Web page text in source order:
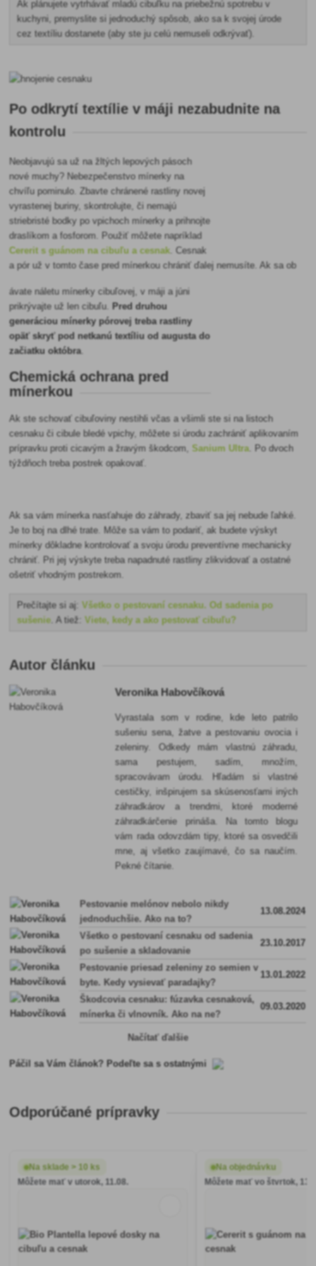
Ak plánujete vytrhávať mladú cibuľku na priebežnú spotrebu v
kuchyni, premyslite si jednoduchý spôsob, ako sa k svojej úrode
cez textíliu dostanete (aby ste ju celú nemuseli odkrývať).
Po odkrytí textílie v máji nezabudnite na
kontrolu
Neobjavujú sa už na žltých lepových pásoch
nové muchy? Nebezpečenstvo mínerky na
chvíľu pominulo. Zbavte chránené rastliny novej
vyrastenej buriny, skontrolujte, či nemajú
striebristé bodky po vpichoch mínerky a prihnojte
draslíkom a fosforom. Použiť môžete napríklad
Cererit s guánom na cibuľu a cesnak. Cesnak
a pór už v tomto čase pred mínerkou chrániť ďalej nemusíte. Ak sa ob
ávate náletu mínerky cibuľovej, v máji a júni
prikrývajte už len cibuľu. Pred druhou
generáciou mínerky pórovej treba rastliny
opäť skryť pod netkanú textíliu od augusta do
začiatku októbra.
Chemická ochrana pred
mínerkou
Ak ste schovať cibuľoviny nestihli včas a všimli ste si na listoch
cesnaku či cibule bledé vpichy, môžete si úrodu zachrániť aplikovaním
prípravku proti cicavým a žravým škodcom,Sanium Ultra. Po dvoch
týždňoch treba postrek opakovať.
Ak sa vám mínerka nasťahuje do záhrady, zbaviť sa jej nebude ľahké.
Je to boj na dlhé trate. Môže sa vám to podariť, ak budete výskyt
mínerky dôkladne kontrolovať a svoju úrodu preventívne mechanicky
chrániť. Pri jej výskyte treba napadnuté rastliny zlikvidovať a ostatné
ošetriť vhodným postrekom.
Prečítajte si aj:Všetko o pestovaní cesnaku. Od sadenia po
sušenie . A tiež:Viete, kedy a ako pestovať cibuľu?
Autor článku
Veronika Habovčíková
Vyrastala som v rodine, kde leto patrilo
sušeniu sena, žatve a pestovaniu ovocia i
zeleniny. Odkedy mám vlastnú záhradu,
sama pestujem, sadím, množím,
spracovávam úrodu. Hľadám si vlastné
cestičky, inšpirujem sa skúsenosťami iných
záhradkárov a trendmi, ktoré moderné
záhradkárčenie prináša. Na tomto blogu
vám rada odovzdám tipy, ktoré sa osvedčili
mne, aj všetko zaujímavé, čo sa naučím.
Pekné čítanie.
Pestovanie melónov nebolo nikdy
jednoduchšie. Ako na to?
13.08.2024
Všetko o pestovaní cesnaku od sadenia
po sušenie a skladovanie
23.10.2017
Pestovanie priesad zeleniny zo semien v
byte. Kedy vysievať paradajky?
13.01.2022
Škodcovia cesnaku: fúzavka cesnaková,
mínerka či vlnovník. Ako na ne?
09.03.2020
Načítať ďalšie
Páčil sa Vám článok? Podeľte sa s ostatnými
Odporúčané prípravky
Na sklade > 10 ks
Môžete mať v utorok, 11.08.
Na objednávku
Môžete mať vo štvrtok,